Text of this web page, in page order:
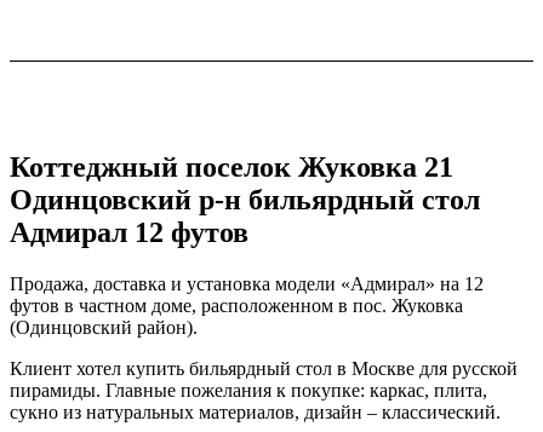
Коттеджный поселок Жуковка 21
Одинцовский р-н бильярдный стол
Адмирал 12 футов
Продажа, доставка и установка модели «Адмирал» на 12
футов в частном доме, расположенном в пос. Жуковка
(Одинцовский район).
Клиент хотел купить бильярдный стол в Москве для русской
пирамиды. Главные пожелания к покупке: каркас, плита,
сукно из натуральных материалов, дизайн – классический.